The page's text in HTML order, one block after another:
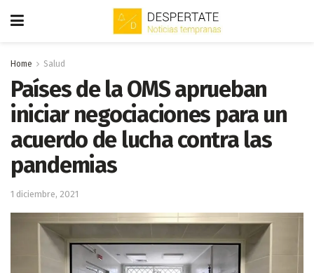
Home Salud
Países de la OMS aprueban
iniciar negociaciones para un
acuerdo de lucha contra las
pandemias
1 diciembre, 2021